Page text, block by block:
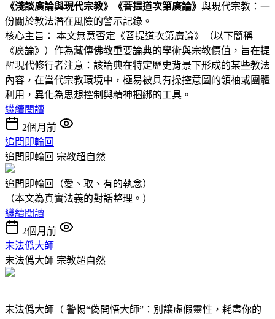
《淺談廣論與現代宗教》 《菩提道次第廣論》 與現代宗教：一
份關於教法潛在風險的警示記錄。
核心主旨： 本文無意否定《菩提道次第廣論》（以下簡稱
《廣論》）作為藏傳佛教重要論典的學術與宗教價值，旨在提
醒現代修行者注意：該論典在特定歷史背景下形成的某些教法
內容，在當代宗教環境中，極易被具有操控意圖的領袖或團體
利用，異化為思想控制與精神捆綁的工具。
繼續閱讀
2個月前
追問即輪回
追問即輪回 宗教超自然
追問即輪回（愛、取、有的執念）
（本文為真實法義的對話整理。）
繼續閱讀
2個月前
末法僞大師
末法僞大師 宗教超自然
末法僞大師（ 警惕“偽開悟大師”：別讓虛假靈性，耗盡你的